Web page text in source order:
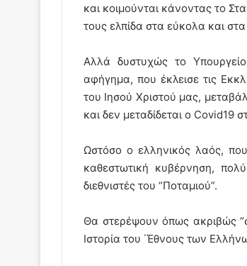
και κοιμούνται κάνοντας το
τους ελπίδα στα εύκολα και
Αλλά δυστυχώς το Υπουργείο
αφήγημα, που έκλεισε τις
του Ιησού Χριστού μας,
και δεν μεταδίδεται ο Covid19
Ωστόσο ο ελληνικός λαός,
καθεστωτική κυβέρνηση,
διεθνιστές του “Ποταμιού”.
Θα στερέψουν όπως ακριβώς
Ιστορία του ΄Έθνους των